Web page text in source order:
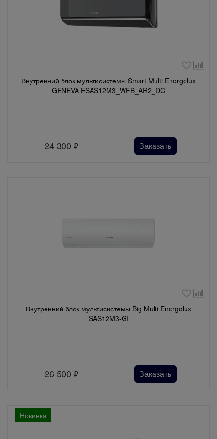
Внутренний блок мультисистемы Smart Multi Energolux
GENEVA ESAS12M3_WFB_AR2_DC
24 300₽ Заказать
Внутренний блок мультисистемы Big Multi Energolux
SAS12M3-GI
26 500₽ Заказать
Новинка